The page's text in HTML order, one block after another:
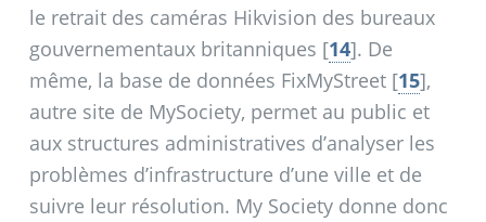
le retrait des caméras Hikvision des bureaux
gouvernementaux britanniques [14]. De
même, la base de données FixMyStreet[15],
autre site de MySociety, permet au public et
aux structures administratives d’analyser les
problèmes d’infrastructure d’une ville et de
suivre leur résolution. My Society donne donc